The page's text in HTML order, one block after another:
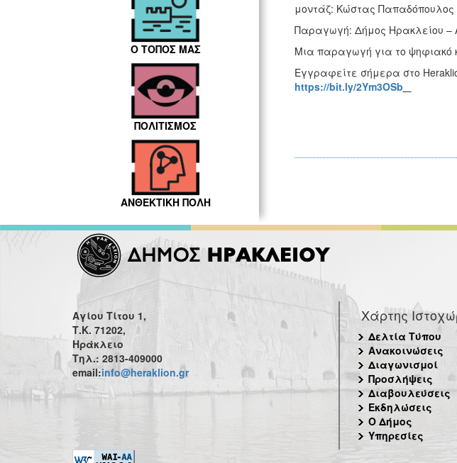
Ο ΤΟΠΟΣ ΜΑΣ
ΠΟΛΙΤΙΣΜΟΣ
ΑΝΘΕΚΤΙΚΗ ΠΟΛΗ
μοντάζ: Κώστας Παπαδόπουλος
Παραγωγή: Δήμος Ηρακλείου –
Μια παραγωγή για το ψηφιακό
Εγγραφείτε σήμερα στο
https://bit.ly/2Ym3OSb
Αγίου Τίτου 1,
Τ.Κ. 71202,
Ηράκλειο
Τηλ.: 2813-409000
email:info@heraklion.gr
Χάρτης
Δελτία Τύπου
Ανακοινώσεις
Διαγωνισμοί
Προσλήψεις
Διαβουλεύσεις
Εκδηλώσεις
Ο Δήμος
Υπηρεσίες